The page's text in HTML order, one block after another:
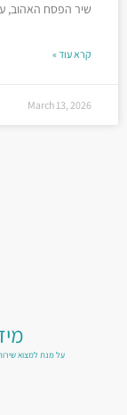
שיר הפסח האהוב,
קרא עוד »
March 13, 2026
על מנת למצוא